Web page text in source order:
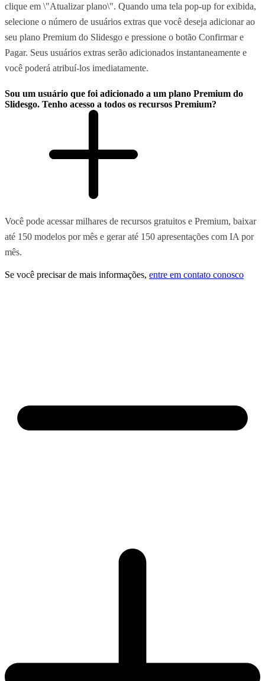
clique em \"Atualizar plano\". Quando uma tela pop-up for exibida,
selecione o número de usuários extras que você deseja adicionar ao
seu plano Premium do Slidesgo e pressione o botão Confirmar e
Pagar. Seus usuários extras serão adicionados instantaneamente e
você poderá atribuí-los imediatamente.
Sou um usuário que foi adicionado a um plano Premium do
Slidesgo. Tenho acesso a todos os recursos Premium?
Você pode acessar milhares de recursos gratuitos e Premium, baixar
até 150 modelos por mês e gerar até 150 apresentações com IA por
mês.
Se você precisar de mais informações, entre em contato conosco